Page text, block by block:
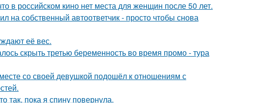
в российском кино нет места для женщин после 50 лет.
на собственный автоответчик - просто чтобы снова
её вес.
скрыть третью беременность во время промо - тура
со своей девушкой подошёл к отношениям с
так, пока я спину повернула.